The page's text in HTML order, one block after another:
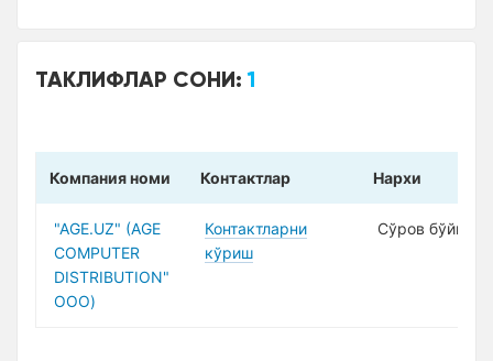
ТАКЛИФЛАР СОНИ:1
Компания номи Контактлар Нарxи
"AGE.UZ" (AGE
COMPUTER
DISTRIBUTION"
ООО)
Контактларни
кўриш
Сўров бўйича